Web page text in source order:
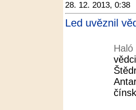
28. 12. 2013, 0:38
Led uvěznil
Haló